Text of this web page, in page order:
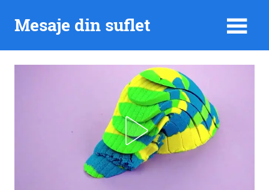
Mesaje din suflet